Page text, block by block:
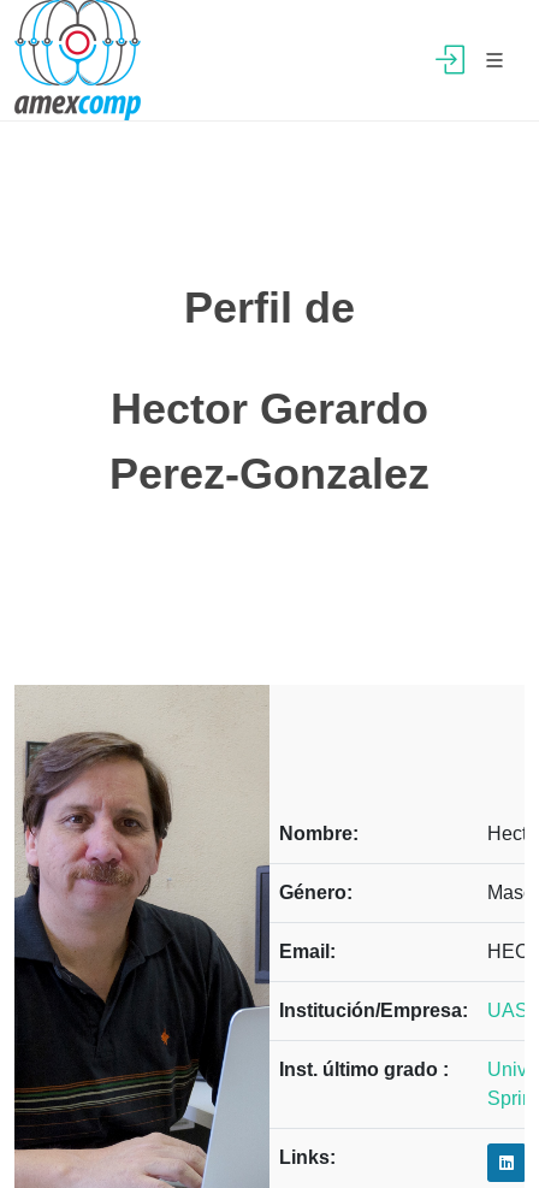
Perfil de
Hector Gerardo
Perez-Gonzalez
Nombre:
Género:
Email:
Institución/Empresa:
Inst. último grado :
Links: